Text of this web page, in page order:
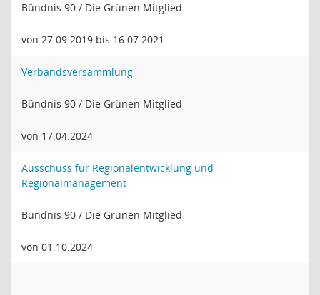
Bündnis 90 / Die Grünen Mitglied
von 27.09.2019 bis 16.07.2021
Verbandsversammlung
Bündnis 90 / Die Grünen Mitglied
von 17.04.2024
Ausschuss für Regionalentwicklung und
Regionalmanagement
Bündnis 90 / Die Grünen Mitglied
von 01.10.2024